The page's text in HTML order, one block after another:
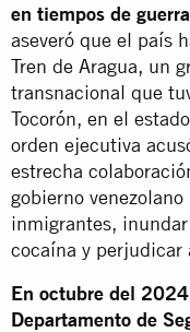
en tiempos de
aseveró que el país
Tren de Aragua, un
transnacional que
Tocorón, en el
orden ejecutiva
estrecha
gobierno
inmigrantes,
cocaína y perjudicar
En octubre del
Departamento de